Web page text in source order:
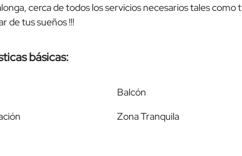
cerca de todos los servicios necesarios tales
de tus sueños !!!
básicas:
Balcón
Zona Tranquila